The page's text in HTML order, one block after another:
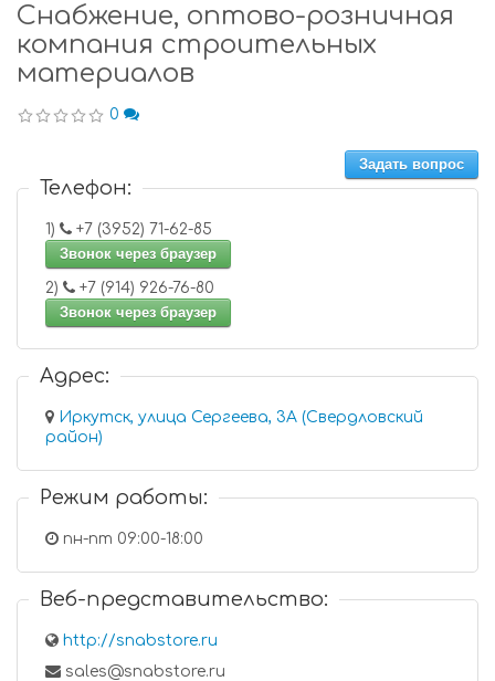
Снабжение, оптово-розничная
компания строительных
материалов
0
Задать вопрос
Телефон:
1)
+7 (3952) 71-62-85
Звонок через браузер
2)
+7 (914) 926-76-80
Звонок через браузер
Адрес:
Иркутск, улица Сергеева, 3А (Свердловский
район)
Режим работы:
пн-пт 09:00-18:00
Веб-представительство:
http://snabstore.ru
sales@snabstore.ru